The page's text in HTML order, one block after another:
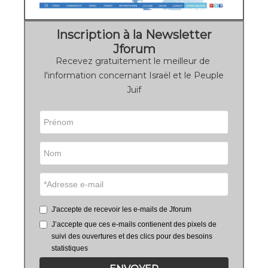
Inscription à la Newsletter
Jforum
Recevez gratuitement le meilleur de
l'information concernant Israël et le Peuple
Juif
J'accepte de recevoir les e-mails de Jforum
J’accepte que ces e-mails contienent des pixels de
suivi des ouvertures et des clics pour des besoins
statistiques